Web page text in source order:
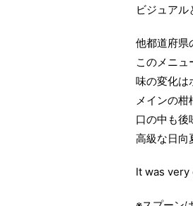
ビジュアル
他都道府県
このメニュ
味の変化は
メインの
口の中も後
高級な日向
It was very